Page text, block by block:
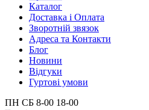
Каталог
Доставка і Оплата
Зворотній звязок
Адреса та Контакти
Блог
Новини
Відгуки
Гуртові умови
ПН СБ 8-00 18-00